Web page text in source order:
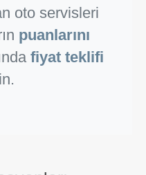
oto servisleri
puanlarını
fiyat teklifi